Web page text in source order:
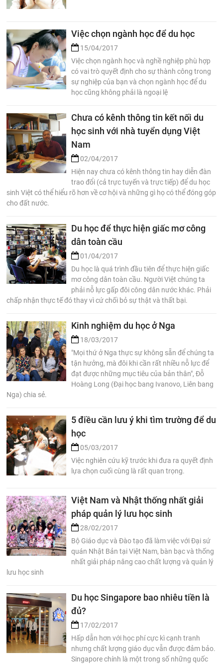
Việc chọn ngành học để du học
15/04/2017
Việc chọn ngành học và nghề nghiệp phù hợp
có vai trò quyết định cho sự thành công trong
sự nghiệp của bạn và chọn ngành học để du
học cũng không phải là ngoại lệ
Chưa có kênh thông tin kết nối du
học sinh với nhà tuyển dụng Việt
Nam
02/04/2017
Hiện nay chưa có kênh thông tin hay diễn đàn
trao đổi (cả trực tuyến và trực tiếp) để du học
sinh Việt có thể hiểu rõ hơn về cơ hội và những gì họ có thể đóng góp
cho đất nước.
Du học để thực hiện giấc mơ công
dân toàn cầu
01/04/2017
Du học là quá trình đầu tiên để thực hiện giấc
mơ công dân toàn cầu. Người Việt chúng ta
phải nỗ lực gấp đôi công dân nước khác. Phải
chấp nhận thực tế đó thay vì cứ chối bỏ sự thật và thất bại.
Kinh nghiệm du học ở Nga
18/03/2017
"Mọi thứ ở Nga thực sự không sẵn để chúng ta
tận hưởng, mà đôi khi cần rất nhiều nỗ lực để
đạt được những mục tiêu của bản thân", Đỗ
Hoàng Long (Đại học bang Ivanovo, Liên bang
Nga) chia sẻ.
5 điều cần lưu ý khi tìm trường để du
học
05/03/2017
Việc nghiên cứu kỹ trước khi đưa ra quyết định
lựa chọn cuối cùng là rất quan trọng.
Việt Nam và Nhật thống nhất giải
pháp quản lý lưu học sinh
28/02/2017
Bộ Giáo dục và Đào tạo đã làm việc với Đại sứ
quán Nhật Bản tại Việt Nam, bàn bạc và thống
nhất giải pháp nâng cao chất lượng và quản lý
lưu học sinh
Du học Singapore bao nhiêu tiền là
đủ?
17/02/2017
Hấp dẫn hơn với học phí cực kì cạnh tranh
nhưng chất lượng giáo dục vẫn được đảm bảo.
Singapore chính là một trong số những quốc